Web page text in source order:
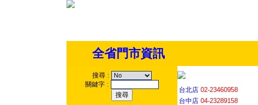
全省門市資訊
搜尋 :
關鍵字 :
台北店 02-23460958
台中店 04-23289158